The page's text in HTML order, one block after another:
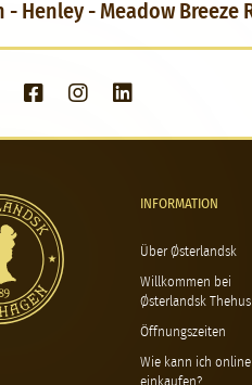
- Henley - Meadow Breeze
INFORMATION
Über Østerlandsk
Willkommen bei
Østerlandsk Thehus
Öffnungszeiten
Wie kann ich online